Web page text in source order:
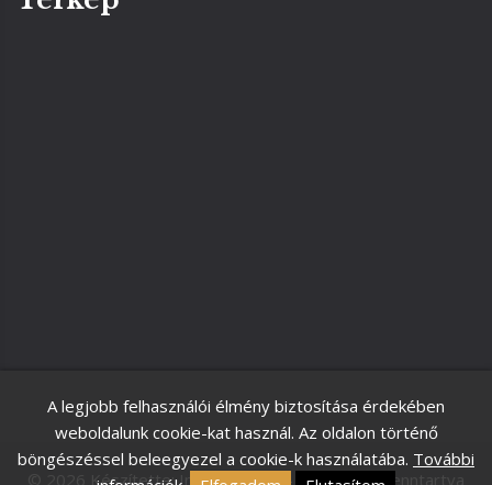
Készítette: Innovip.hu Kft - Minden jog fenntartva
A legjobb felhasználói élmény biztosítása érdekében
weboldalunk cookie-kat használ. Az oldalon történő
böngészéssel beleegyezel a cookie-k használatába. További